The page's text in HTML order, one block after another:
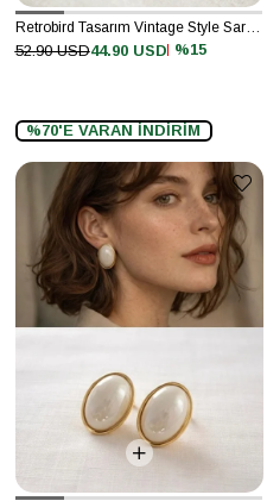
Retrobird Tasarım Vintage Style Sarı Renkli Küpe
%15
44.90 USD
52.90 USD
%70'E VARAN İNDİRİM